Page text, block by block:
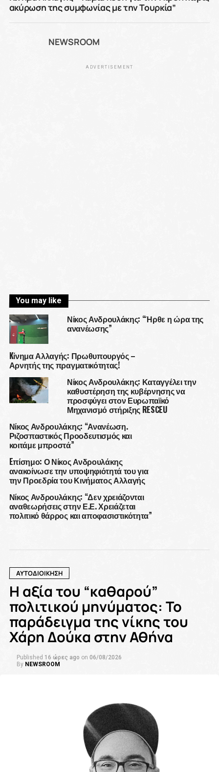
ακύρωση της συμφωνίας με την Τουρκία”
NEWSROOM
ADVERTISEMENT
You may like
Νίκος Ανδρουλάκης: “Ήρθε η ώρα της
ανανέωσης”
Kίνημα Αλλαγής: Πρωθυπουργός –
Αρνητής της πραγματικότητας!
Νίκος Ανδρουλάκης: Καταγγέλει την
καθυστέρηση της κυβέρνησης να
προσφύγει στον Ευρωπαϊκό
Μηχανισμό στήριξης RESCEU
Νίκος Ανδρουλάκης: “Ανανέωση.
Ριζοσπαστικός Προοδευτισμός και
κοιτάμε μπροστά”
Eπίσημο: Ο Νίκος Ανδρουλάκης
ανακοίνωσε την υποψηφιότητά του για
την Προεδρία του Κινήματος Αλλαγής
Νίκος Ανδρουλάκης: “Δεν χρειάζονται
αναθεωρήσεις στην Ε.Ε. Χρειάζεται
πολιτικό θάρρος και αποφασιστικότητα”
ΑΥΤΟΔΙΟΙΚΗΣΗ
Η αξία του “καθαρού”
πολιτικού μηνύματος: Το
παράδειγμα της νίκης του
Χάρη Δούκα στην Αθήνα
Published 16 ώρες ago on 06/08/2026
By NEWSROOM